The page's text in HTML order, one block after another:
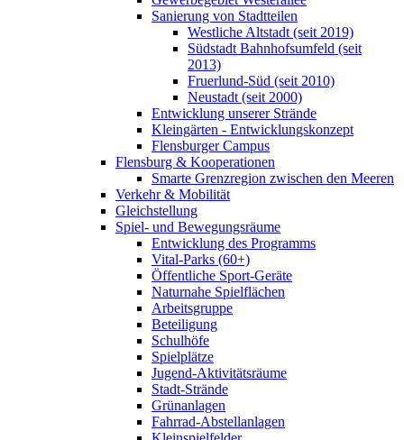
Sanierung von Stadtteilen
Westliche Altstadt (seit 2019)
Südstadt Bahnhofsumfeld (seit
2013)
Fruerlund-Süd (seit 2010)
Neustadt (seit 2000)
Entwicklung unserer Strände
Kleingärten - Entwicklungskonzept
Flensburger Campus
Flensburg & Kooperationen
Smarte Grenzregion zwischen den Meeren
Verkehr & Mobilität
Gleichstellung
Spiel- und Bewegungsräume
Entwicklung des Programms
Vital-Parks (60+)
Öffentliche Sport-Geräte
Naturnahe Spielflächen
Arbeitsgruppe
Beteiligung
Schulhöfe
Spielplätze
Jugend-Aktivitätsräume
Stadt-Strände
Grünanlagen
Fahrrad-Abstellanlagen